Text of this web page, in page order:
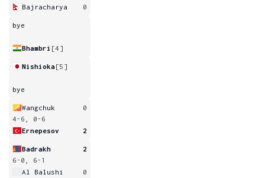
Bajracharya
0
bye
Bhambri [4]
Nishioka[5]
bye
Wangchuk
0
4-6, 0-6
Ernepesov
2
Badrakh
2
6-0, 6-1
Al Balushi
0